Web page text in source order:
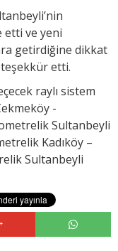
etti ve yeni
getirdiğine dikkat
etti.
raylı sistem
-
Sultanbeyli
Kadıköy –
Sultanbeyli